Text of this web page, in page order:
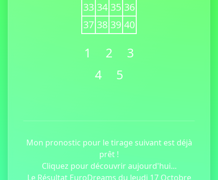
33 34 35 36
37 38 39 40
1 2
3
4
5
Mon pronostic pour le tirage suivant est déjà
prêt !
Cliquez pour découvrir aujourd'hui...
Le Résultat EuroDreams du Jeudi 17 Octobre